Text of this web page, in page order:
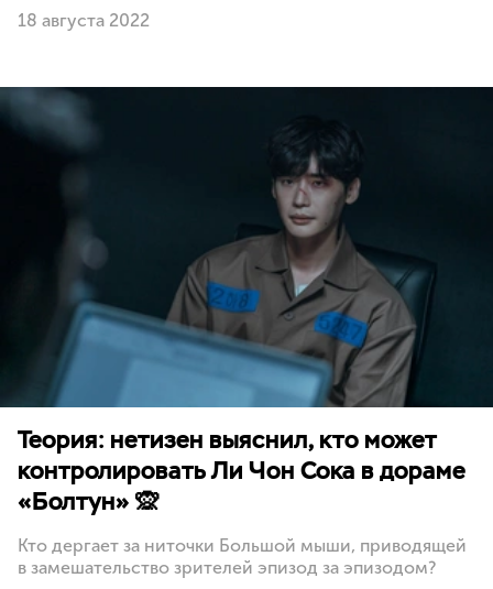
18 августа 2022
Теория: нетизен выяснил, кто может
контролировать Ли Чон Сока в дораме
«Болтун» 🙊
Кто дергает за ниточки Большой мыши, приводящей
в замешательство зрителей эпизод за эпизодом?